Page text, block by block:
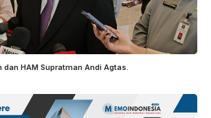
dan HAM Supratman Andi Agtas.